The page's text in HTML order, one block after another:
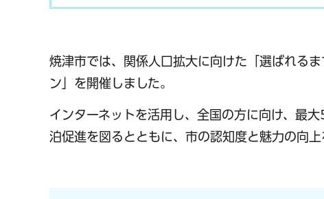
焼津市では、関係人口拡大に向けた「選ばれる
ン」を開催しました。
インターネットを活用し、全国の方に向け、最
泊促進を図るとともに、市の認知度と魅力の向上